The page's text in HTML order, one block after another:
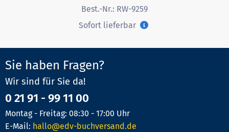
Best.-Nr.: RW-9259
Sofort lieferbar
Sie haben Fragen?
Wir sind für Sie da!
0 21 91 - 99 11 00
Montag - Freitag: 08:30 - 17:00 Uhr
E-Mail: hallo@edv-buchversand.de